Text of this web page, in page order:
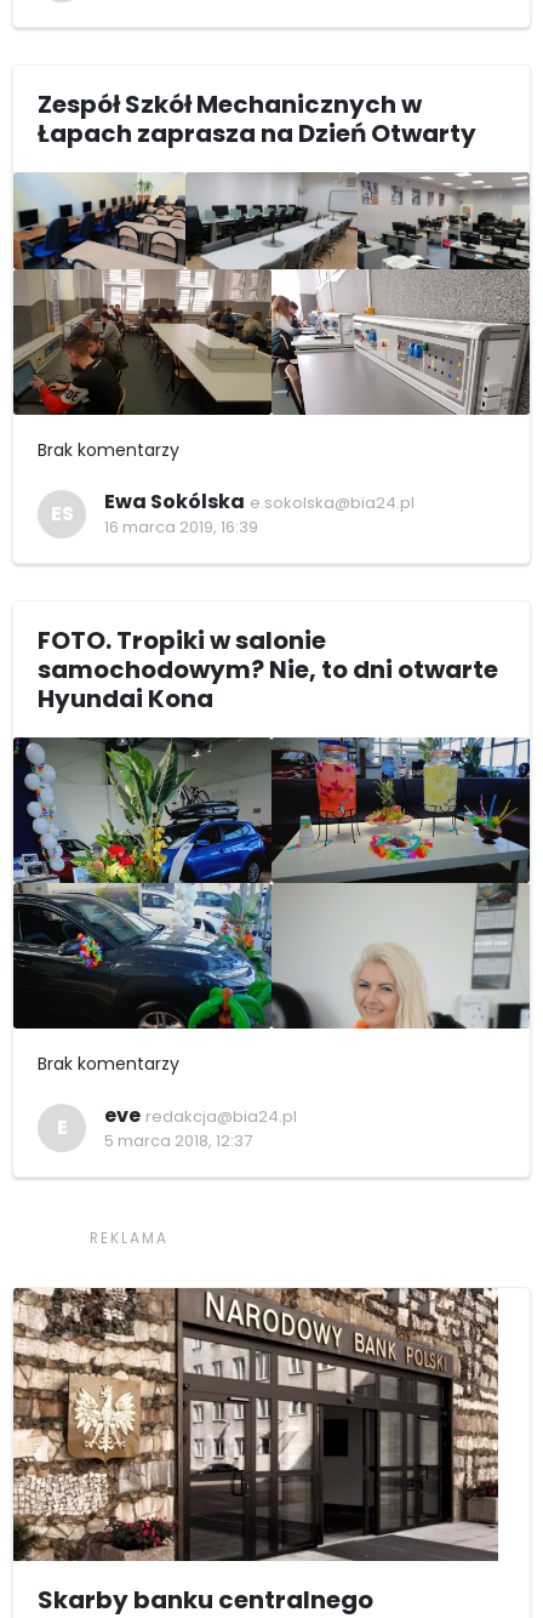
Zespół Szkół Mechanicznych w
Łapach zaprasza na Dzień Otwarty
Brak komentarzy
ES Ewa Sokólska e.sokolska@bia24.pl
16 marca 2019, 16:39
FOTO. Tropiki w salonie
samochodowym? Nie, to dni otwarte
Hyundai Kona
Brak komentarzy
E eve redakcja@bia24.pl
5 marca 2018, 12:37
Skarby banku centralnego